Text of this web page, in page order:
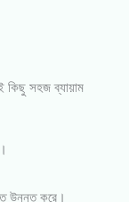
কিছু সহজ ব্যায়াম
উন্নত করে।